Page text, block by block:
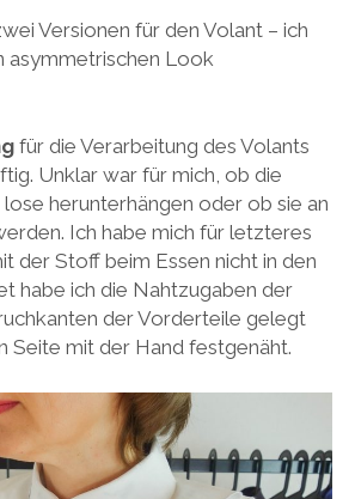
Versionen für den Volant – ich
asymmetrischen Look
für die Verarbeitung des Volants
Unklar war für mich, ob die
herunterhängen oder ob sie an
Ich habe mich für letzteres
der Stoff beim Essen nicht in den
habe ich die Nahtzugaben der
der Vorderteile gelegt
Seite mit der Hand festgenäht.